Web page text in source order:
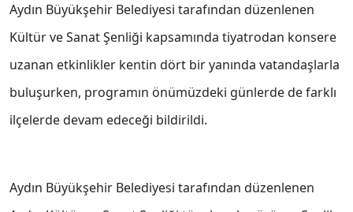
Aydın Büyükşehir Belediyesi tarafından düzenlenen
Kültür ve Sanat Şenliği kapsamında tiyatrodan konsere
uzanan etkinlikler kentin dört bir yanında vatandaşlarla
buluşurken, programın önümüzdeki günlerde de farklı
ilçelerde devam edeceği bildirildi.
Aydın Büyükşehir Belediyesi tarafından düzenlenen